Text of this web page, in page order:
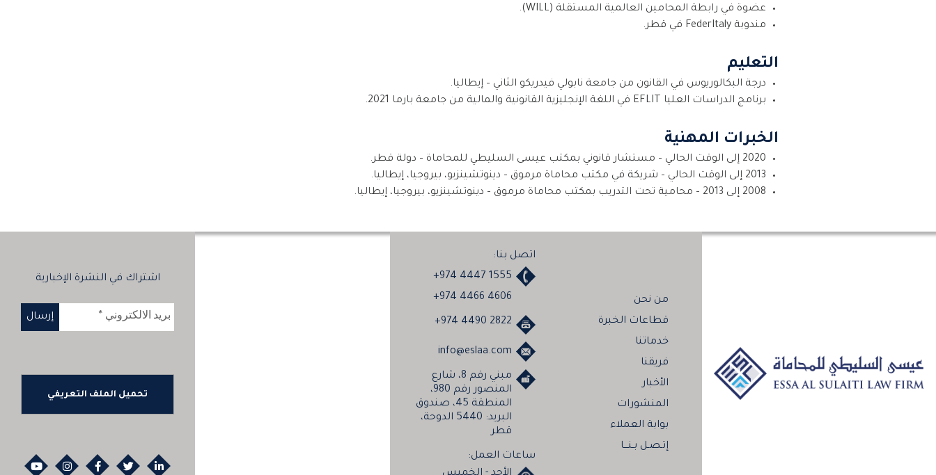
عضوة في رابطة المحامين العالمية المستقلة (WILL).
مندوبة FederItaly في قطر.
التعليم
درجة البكالوريوس في القانون من جامعة نابولي فيدريكو الثاني – إيطاليا.
برنامج الدراسات العليا EFLIT في اللغة الإنجليزية القانونية والمالية من جامعة بارما 2021.
الخبرات المهنية
2020 إلى الوقت الحالي – مستشار قانوني بمكتب عيسى السليطي للمحاماة – دولة قطر.
2013 إلى الوقت الحالي – شريكة في مكتب محاماة مرموق – دينوتشينزيو، بيروجيا، إيطاليا.
2008 إلى 2013 – محامية تحت التدريب بمكتب محاماة مرموق – دينوتشينزيو، بيروجيا، إيطاليا.
من نحن
قطاعات الخبرة
خدماتنا
فريقنا
الأخبار
المنشورات
بوابة العملاء
إتـصـل بـنـــا
اتصل بنا:
+974 4447 1555
+974 4466 4606
+974 4490 2822
info@eslaa.com
مبني رقم 8، شارع
المنصور رقم 980،
المنطقة 45، صندوق
البريد: 5440 الدوحة،
قطر
ساعات العمل:
اشتراك في النشرة الإخبارية
تحميل الملف التعريفي